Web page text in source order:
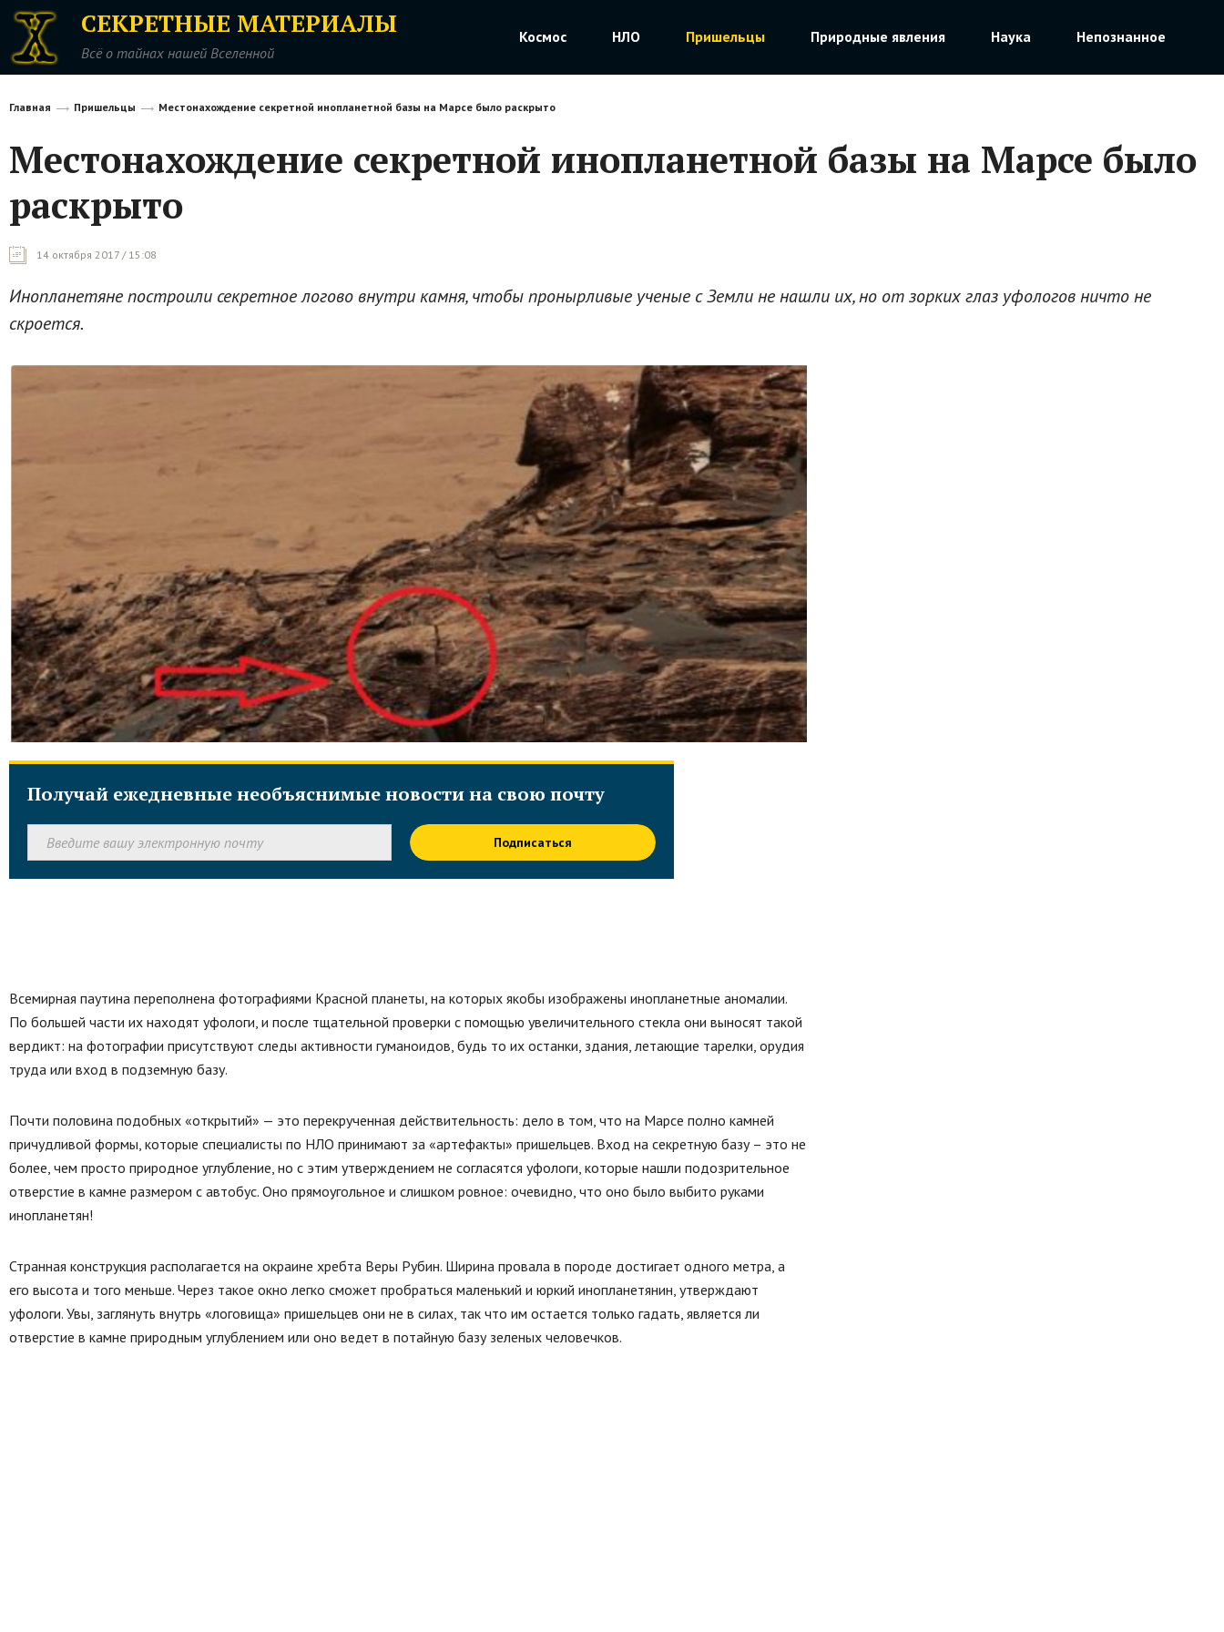
СЕКРЕТНЫЕ МАТЕРИАЛЫ
Всё о тайнах нашей Вселенной
Космос НЛО Пришельцы Природные явления Наука Непознанное
Главная Пришельцы Местонахождение секретной инопланетной базы на Марсе было раскрыто
Местонахождение секретной инопланетной базы на Марсе было
раскрыто
14 октября 2017 / 15:08
Инопланетяне построили секретное логово внутри камня, чтобы пронырливые ученые с Земли не нашли их, но от зорких глаз уфологов ничто не
скроется.
Получай ежедневные необъяснимые новости на свою почту
Подписаться
Всемирная паутина переполнена фотографиями Красной планеты, на которых якобы изображены инопланетные аномалии.
По большей части их находят уфологи, и после тщательной проверки с помощью увеличительного стекла они выносят такой
вердикт: на фотографии присутствуют следы активности гуманоидов, будь то их останки, здания, летающие тарелки, орудия
труда или вход в подземную базу.
Почти половина подобных «открытий» — это перекрученная действительность: дело в том, что на Марсе полно камней
причудливой формы, которые специалисты по НЛО принимают за «артефакты» пришельцев. Вход на секретную базу – это не
более, чем просто природное углубление, но с этим утверждением не согласятся уфологи, которые нашли подозрительное
отверстие в камне размером с автобус. Оно прямоугольное и слишком ровное: очевидно, что оно было выбито руками
инопланетян!
Странная конструкция располагается на окраине хребта Веры Рубин. Ширина провала в породе достигает одного метра, а
его высота и того меньше. Через такое окно легко сможет пробраться маленький и юркий инопланетянин, утверждают
уфологи. Увы, заглянуть внутрь «логовища» пришельцев они не в силах, так что им остается только гадать, является ли
отверстие в камне природным углублением или оно ведет в потайную базу зеленых человечков.